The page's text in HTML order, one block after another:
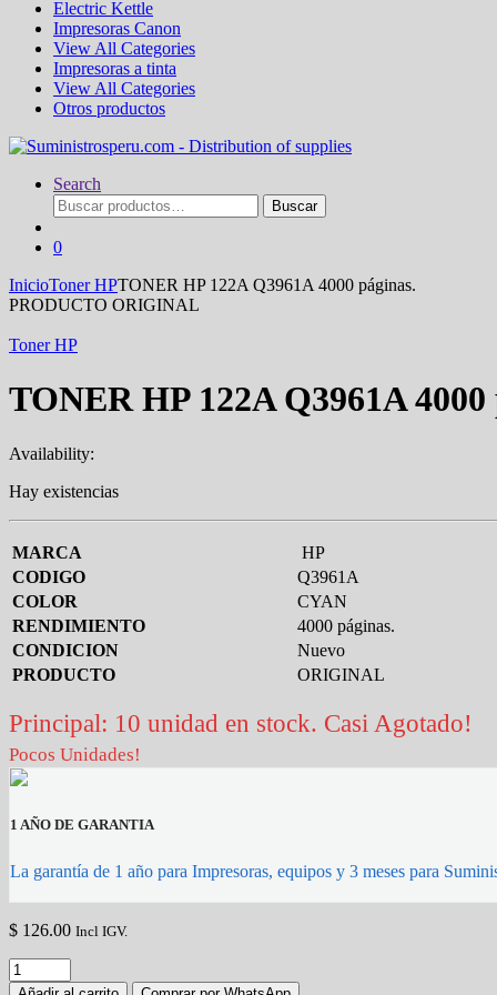
Electric Kettle
Impresoras Canon
View All Categories
Impresoras a tinta
View All Categories
Otros productos
Search
Buscar
por:
Buscar
0
InicioToner HPTONER HP 122A Q3961A 4000 páginas.
PRODUCTO ORIGINAL
Toner HP
TONER HP 122A Q3961A 4000
Availability:
Hay existencias
MARCA
HP
CODIGO
Q3961A
COLOR
CYAN
RENDIMIENTO
4000 páginas.
CONDICION
Nuevo
PRODUCTO
ORIGINAL
Principal: 10 unidad en stock. Casi Agotado!
Pocos Unidades!
1 AÑO DE GARANTIA
La garantía de 1 año para Impresoras, equipos y 3 meses para
$ 126.00 Incl IGV.
TONER
HP